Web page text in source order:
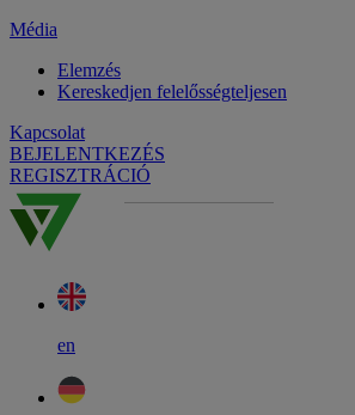
Média
Elemzés
Kereskedjen felelősségteljesen
Kapcsolat
BEJELENTKEZÉS
REGISZTRÁCIÓ
en